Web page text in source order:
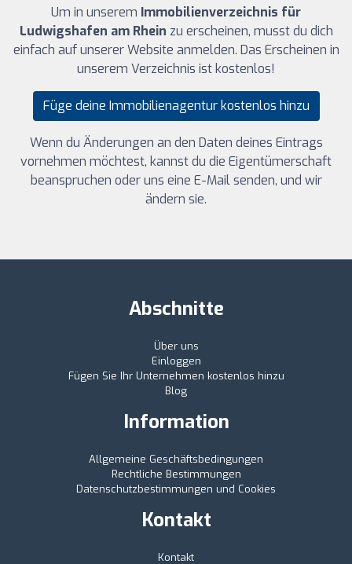
Um in unserem Immobilienverzeichnis für
Ludwigshafen am Rhein zu erscheinen, musst du dich
einfach auf unserer Website anmelden. Das Erscheinen in
unserem Verzeichnis ist kostenlos!
Füge deine Immobilienagentur kostenlos hinzu
Wenn du Änderungen an den Daten deines Eintrags
vornehmen möchtest, kannst du die Eigentümerschaft
beanspruchen oder uns eine E-Mail senden, und wir
ändern sie.
Abschnitte
Über uns
Einloggen
Fügen Sie Ihr Unternehmen kostenlos hinzu
Blog
Information
Allgemeine Geschäftsbedingungen
Rechtliche Bestimmungen
Datenschutzbestimmungen und Cookies
Kontakt
Kontakt